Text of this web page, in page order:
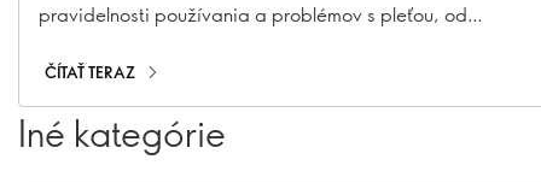
pravidelnosti používania a problémov s pleťou, od
ČÍTAŤ TERAZ
Iné kategórie